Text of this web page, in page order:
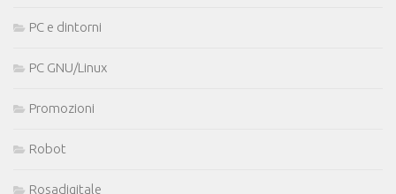
PC e dintorni
PC GNU/Linux
Promozioni
Robot
Rosadigitale